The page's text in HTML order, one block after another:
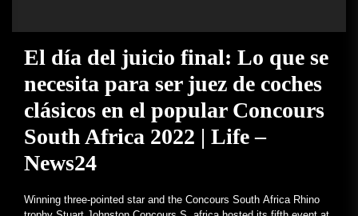
El día del juicio final: Lo que se
necesita para ser juez de coches
clásicos en el popular Concours
South Africa 2022 | Life –
News24
Winning three-pointed star and the Concours South Africa Rhino